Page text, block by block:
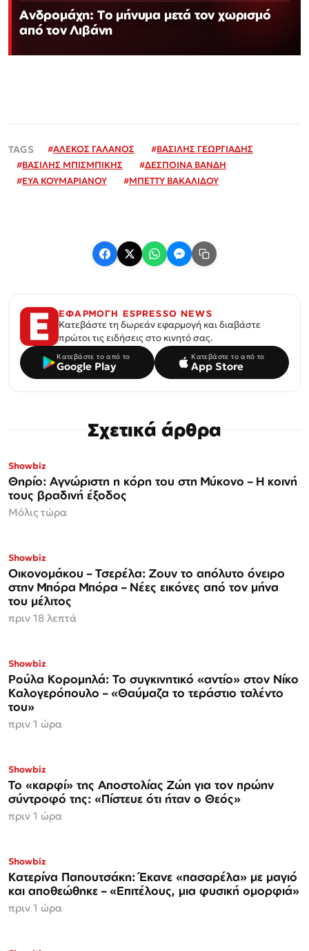
Ανδρομάχη: Το μήνυμα μετά τον χωρισμό
από τον Λιβάνη
#ΑΛΕΚΟΣ ΓΑΛΑΝΟΣ #ΒΑΣΙΛΗΣ ΓΕΩΡΓΙΑΔΗΣ
#ΒΑΣΙΛΗΣ ΜΠΙΣΜΠΙΚΗΣ #ΔΕΣΠΟΙΝΑ ΒΑΝΔΗ
#ΕΥΑ ΚΟΥΜΑΡΙΑΝΟΥ #ΜΠΕΤΤΥ ΒΑΚΑΛΙΔΟΥ
ΕΦΑΡΜΟΓΗ ESPRESSO NEWS
Κατεβάστε τη δωρεάν εφαρμογή και διαβάστε
πρώτοι τις ειδήσεις στο κινητό σας.
Κατεβάστε το από το
Google Play
Κατεβάστε το από το
App Store
Σχετικά άρθρα
Showbiz
Θηρίο: Αγνώριστη η κόρη του στη Μύκονο – Η κοινή
τους βραδινή έξοδος
Μόλις τώρα
Showbiz
Οικονομάκου – Τσερέλα: Ζουν το απόλυτο όνειρο
στην Μπόρα Μπόρα – Νέες εικόνες από τον μήνα
του μέλιτος
πριν 18 λεπτά
Showbiz
Ρούλα Κορομηλά: Το συγκινητικό «αντίο» στον Νίκο
Καλογερόπουλο – «Θαύμαζα το τεράστιο ταλέντο
του»
πριν 1 ώρα
Showbiz
Το «καρφί» της Αποστολίας Ζώη για τον πρώην
σύντροφό της: «Πίστευε ότι ήταν ο Θεός»
πριν 1 ώρα
Showbiz
Κατερίνα Παπουτσάκη: Έκανε «πασαρέλα» με μαγιό
και αποθεώθηκε – «Επιτέλους, μια φυσική ομορφιά»
πριν 1 ώρα